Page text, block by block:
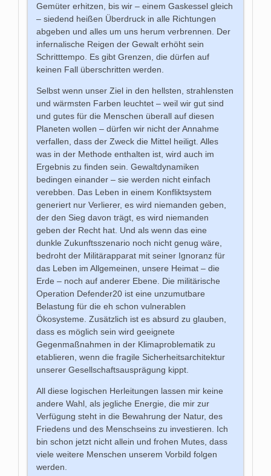
Gemüter erhitzen, bis wir – einem Gaskessel gleich
– siedend heißen Überdruck in alle Richtungen
abgeben und alles um uns herum verbrennen. Der
infernalische Reigen der Gewalt erhöht sein
Schritttempo. Es gibt Grenzen, die dürfen auf
keinen Fall überschritten werden.
Selbst wenn unser Ziel in den hellsten, strahlensten
und wärmsten Farben leuchtet – weil wir gut sind
und gutes für die Menschen überall auf diesen
Planeten wollen – dürfen wir nicht der Annahme
verfallen, dass der Zweck die Mittel heiligt. Alles
was in der Methode enthalten ist, wird auch im
Ergebnis zu finden sein. Gewaltdynamiken
bedingen einander – sie werden nicht einfach
verebben. Das Leben in einem Konfliktsystem
generiert nur Verlierer, es wird niemanden geben,
der den Sieg davon trägt, es wird niemanden
geben der Recht hat. Und als wenn das eine
dunkle Zukunftsszenario noch nicht genug wäre,
bedroht der Militärapparat mit seiner Ignoranz für
das Leben im Allgemeinen, unsere Heimat – die
Erde – noch auf anderer Ebene. Die militärische
Operation Defender20 ist eine unzumutbare
Belastung für die eh schon vulnerablen
Ökosysteme. Zusätzlich ist es absurd zu glauben,
dass es möglich sein wird geeignete
Gegenmaßnahmen in der Klimaproblematik zu
etablieren, wenn die fragile Sicherheitsarchitektur
unserer Gesellschaftsausprägung kippt.
All diese logischen Herleitungen lassen mir keine
andere Wahl, als jegliche Energie, die mir zur
Verfügung steht in die Bewahrung der Natur, des
Friedens und des Menschseins zu investieren. Ich
bin schon jetzt nicht allein und frohen Mutes, dass
viele weitere Menschen unserem Vorbild folgen
werden.